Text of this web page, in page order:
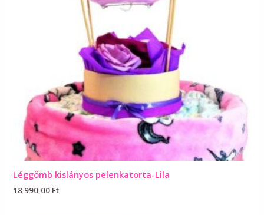
Léggömb kislányos pelenkatorta-Lila
18 990,00 Ft